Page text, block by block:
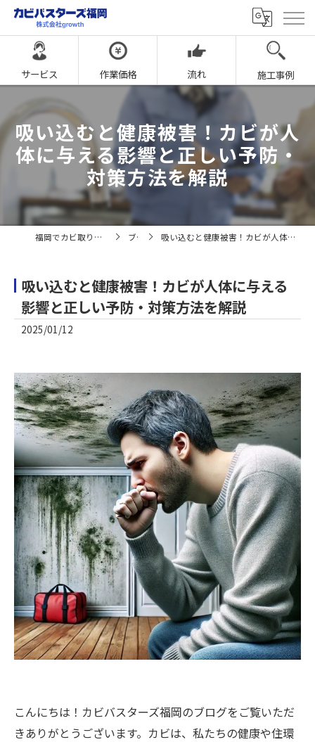
サービス 作業価格 流れ 施工事例
吸い込むと健康被害！カビが人
体に与える影響と正しい予防・
対策方法を解説
福岡でカビ取りならカビバスターズ福岡 ブログ 吸い込むと健康被害！カビが人体に与える影響と正しい予防・対策方法を解説
吸い込むと健康被害！カビが人体に与える
影響と正しい予防・対策方法を解説
2025/01/12
こんにちは！カビバスターズ福岡のブログをご覧いただ
きありがとうございます。カビは、私たちの健康や住環